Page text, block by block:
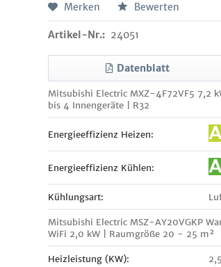
Merken Bewerten
Artikel-Nr.: 24051
Datenblatt
Mitsubishi Electric MXZ-4F72VF5 7,2
bis 4 Innengeräte | R32
Energieeffizienz Heizen:
Energieeffizienz Kühlen:
Kühlungsart:
Mitsubishi Electric MSZ-AY20VGKP
WiFi 2,0 kW | Raumgröße 20 - 25 m²
Heizleistung (KW): 2,5